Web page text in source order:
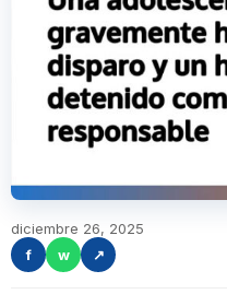
diciembre 26, 2025
f
w ↗